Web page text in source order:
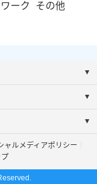
ーク その他
▼
▼
▼
ャルメディアポリシー